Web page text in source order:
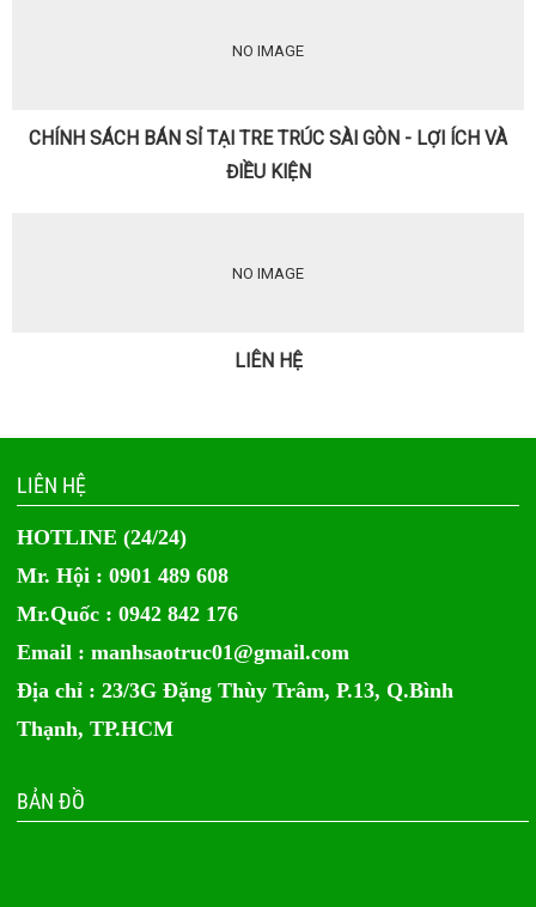
NO IMAGE
CHÍNH SÁCH BÁN SỈ TẠI TRE TRÚC SÀI GÒN - LỢI ÍCH VÀ
ĐIỀU KIỆN
NO IMAGE
LIÊN HỆ
LIÊN HỆ
HOTLINE (24/24)
Mr. Hội : 0901 489 608
Mr.Quốc : 0942 842 176
Email :manhsaotruc01@gmail.com
Địa chỉ : 23/3G Đặng Thùy Trâm, P.13, Q.Bình
Thạnh, TP.HCM
BẢN ĐỒ